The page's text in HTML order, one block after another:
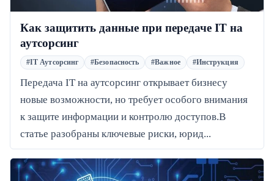
Как защитить данные при передаче IT на
аутсорсинг
#IT Аутсорсинг #Безопасность #Важное #Инструкция
Передача IT на аутсорсинг открывает бизнесу
новые возможности, но требует особого внимания
к защите информации и контролю доступов.В
статье разобраны ключевые риски, юрид...